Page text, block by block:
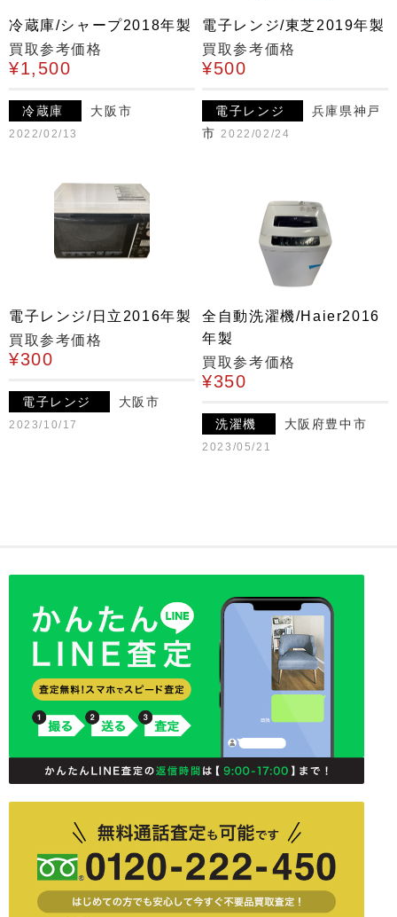
冷蔵庫/シャープ2018年製
買取参考価格
¥1,500
冷蔵庫 大阪市
2022/02/13
電子レンジ/東芝2019年製
買取参考価格
¥500
電子レンジ
兵庫県神戸
市 2022/02/24
電子レンジ/日立2016年製
買取参考価格
¥300
電子レンジ 大阪市
2023/10/17
全自動洗濯機/Haier2016
年製
買取参考価格
¥350
洗濯機 大阪府豊中市
2023/05/21